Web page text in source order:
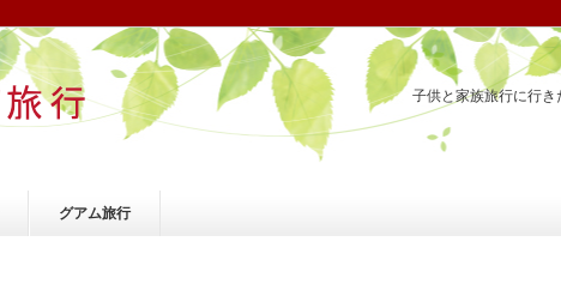
子供と家族旅行に行
グアム旅行